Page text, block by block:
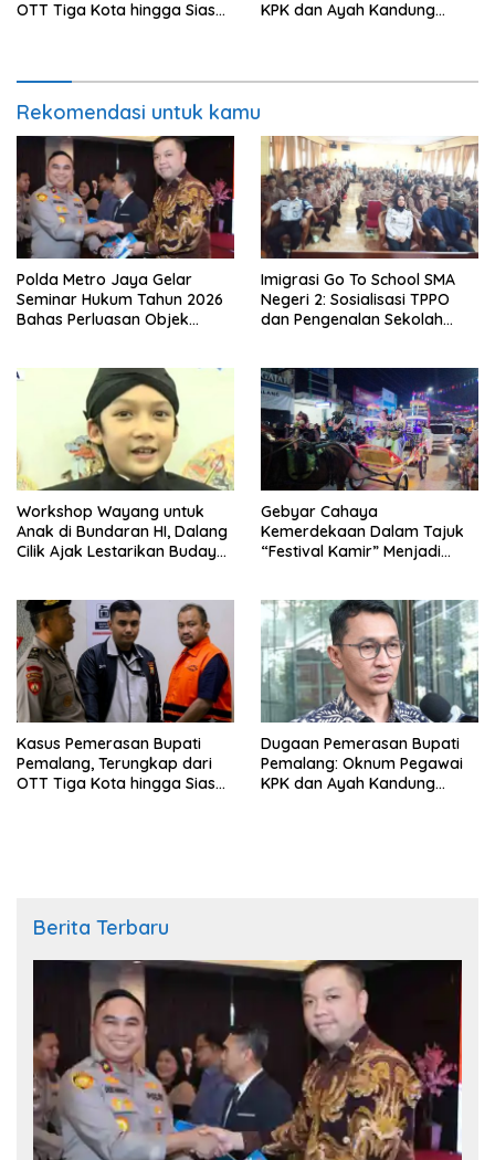
OTT Tiga Kota hingga Siasat
KPK dan Ayah Kandung
Rekomendasi untuk kamu
Polda Metro Jaya Gelar
Seminar Hukum Tahun 2026
Bahas Perluasan Objek
Imigrasi Go To School SMA
Negeri 2: Sosialisasi TPPO
dan Pengenalan Sekolah
Workshop Wayang untuk
Anak di Bundaran HI, Dalang
Cilik Ajak Lestarikan Budaya
Gebyar Cahaya
Kemerdekaan Dalam Tajuk
“Festival Kamir” Menjadi
Kasus Pemerasan Bupati
Pemalang, Terungkap dari
OTT Tiga Kota hingga Siasat
Dugaan Pemerasan Bupati
Pemalang: Oknum Pegawai
KPK dan Ayah Kandung
Berita Terbaru